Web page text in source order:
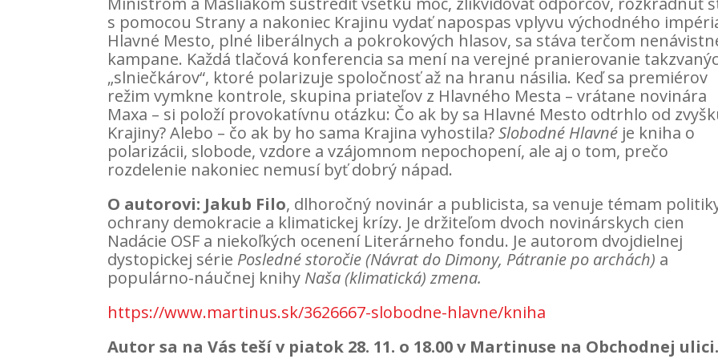
s pomocou Strany a nakoniec Krajinu vydať napospas vplyvu východného
Hlavné Mesto, plné liberálnych a pokrokových hlasov, sa stáva terčom
kampane. Každá tlačová konferencia sa mení na verejné pranierovanie
„slniečkárov“, ktoré polarizuje spoločnosť až na hranu násilia. Keď sa premiérov
režim vymkne kontrole, skupina priateľov z Hlavného Mesta – vrátane novinára
Maxa – si položí provokatívnu otázku: Čo ak by sa Hlavné Mesto odtrhlo od
Krajiny? Alebo – čo ak by ho sama Krajina vyhostila?Slobodné Hlavné je kniha o
polarizácii, slobode, vzdore a vzájomnom nepochopení, ale aj o tom, prečo
rozdelenie nakoniec nemusí byť dobrý nápad.
O autorovi: Jakub Filo, dlhoročný novinár a publicista, sa venuje témam
ochrany demokracie a klimatickej krízy. Je držiteľom dvoch novinárskych cien
Nadácie OSF a niekoľkých ocenení Literárneho fondu. Je autorom dvojdielnej
dystopickej série Posledné storočie (Návrat do Dimony, Pátranie po archách) a
populárno-náučnej knihy Naša (klimatická) zmena.
https://www.martinus.sk/3626667-slobodne-hlavne/kniha
Autor sa na Vás teší v piatok 28. 11. o 18.00 v Martinuse na Obchodnej ulici.